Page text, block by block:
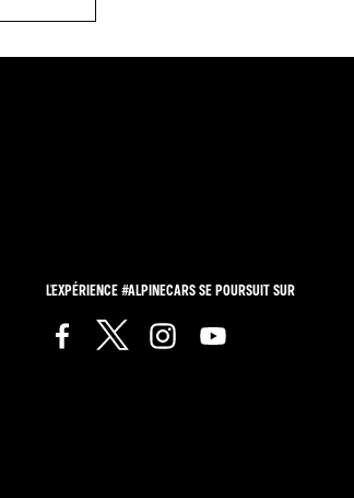
L'EXPÉRIENCE #ALPINECARS SE POURSUIT SUR